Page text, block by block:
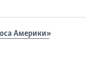
Америки»